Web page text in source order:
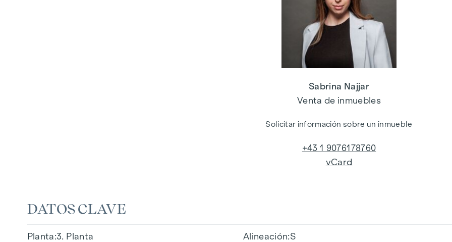
DATOS CLAVE
Planta 3. Planta
Alineación S
Sabrina Najjar
Venta de inmuebles
Solicitar información sobre un inmueble
+43 1 9076178760
vCard